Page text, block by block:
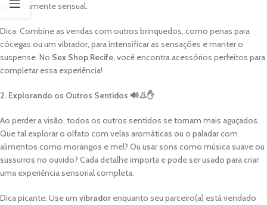
extremamente sensual.
Dica: Combine as vendas com outros brinquedos, como penas para
cócegas ou um vibrador, para intensificar as sensações e manter o
suspense. No Sex Shop Recife, você encontra acessórios perfeitos para
completar essa experiência!
2. Explorando os Outros Sentidos 🔊👃✋
Ao perder a visão, todos os outros sentidos se tornam mais aguçados.
Que tal explorar o olfato com velas aromáticas ou o paladar com
alimentos como morangos e mel? Ou usar sons como música suave ou
sussurros no ouvido? Cada detalhe importa e pode ser usado para criar
uma experiência sensorial completa.
Dica picante: Use um vibrador enquanto seu parceiro(a) está vendado